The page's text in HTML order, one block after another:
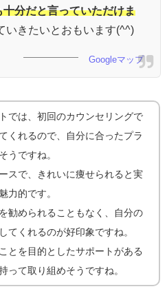
分だと言っていただけま
いきたいとおもいます(^^)
Googleマップ
では、初回のカウンセリングで
くれるので、自分に合ったプラ
うですね。
スで、きれいに痩せられると実
力的です。
勧められることもなく、自分の
てくれるのが好印象ですね。
とを目的としたサポートがある
って取り組めそうですね。